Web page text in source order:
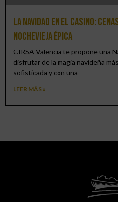
La Navidad en el Casino:
Nochevieja épica
CIRSA Valencia te propone una
disfrutar de la magia navideña
sofisticada y con una
LEER MÁS »